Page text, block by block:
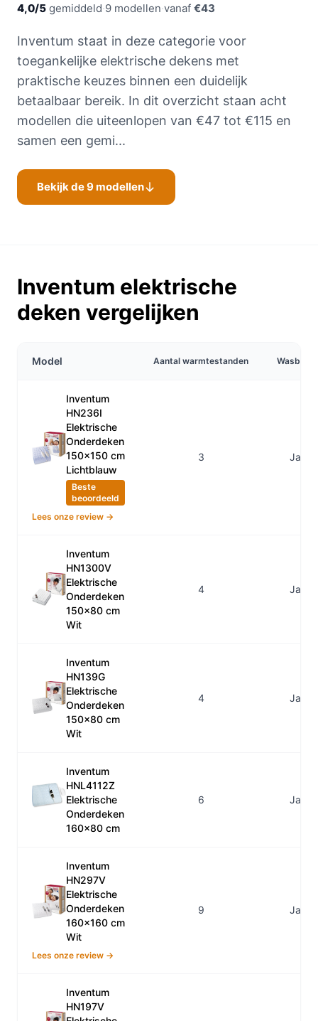
4,0/5 gemiddeld·9 modellen·vanaf €43
Inventum staat in deze categorie voor
toegankelijke elektrische dekens met
praktische keuzes binnen een duidelijk
betaalbaar bereik. In dit overzicht staan acht
modellen die uiteenlopen van €47 tot €115 en
samen een gemi...
Bekijk de 9 modellen
Inventum elektrische
deken vergelijken
Model Aantal warmtestanden Wasbaar
Inventum
HN236I
Elektrische
Onderdeken
150x150 cm
Lichtblauw
Beste
beoordeeld
Lees onze review →
3 Ja
Inventum
HN1300V
Elektrische
Onderdeken
150x80 cm
Wit
4 Ja
Inventum
HN139G
Elektrische
Onderdeken
150x80 cm
Wit
4 Ja
Inventum
HNL4112Z
Elektrische
Onderdeken
160x80 cm
6 Ja
Inventum
HN297V
Elektrische
Onderdeken
160x160 cm
Wit
Lees onze review →
9 Ja
Inventum
HN197V